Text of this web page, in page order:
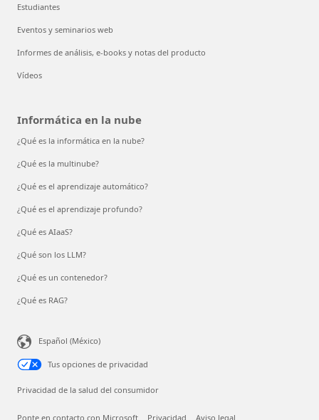
Estudiantes
Eventos y seminarios web
Informes de análisis, e-books y notas del producto
Vídeos
Informática en la nube
¿Qué es la informática en la nube?
¿Qué es la multinube?
¿Qué es el aprendizaje automático?
¿Qué es el aprendizaje profundo?
¿Qué es AIaaS?
¿Qué son los LLM?
¿Qué es un contenedor?
¿Qué es RAG?
Español (México)
Tus opciones de privacidad
Privacidad de la salud del consumidor
Ponte en contacto con Microsoft Privacidad Aviso legal